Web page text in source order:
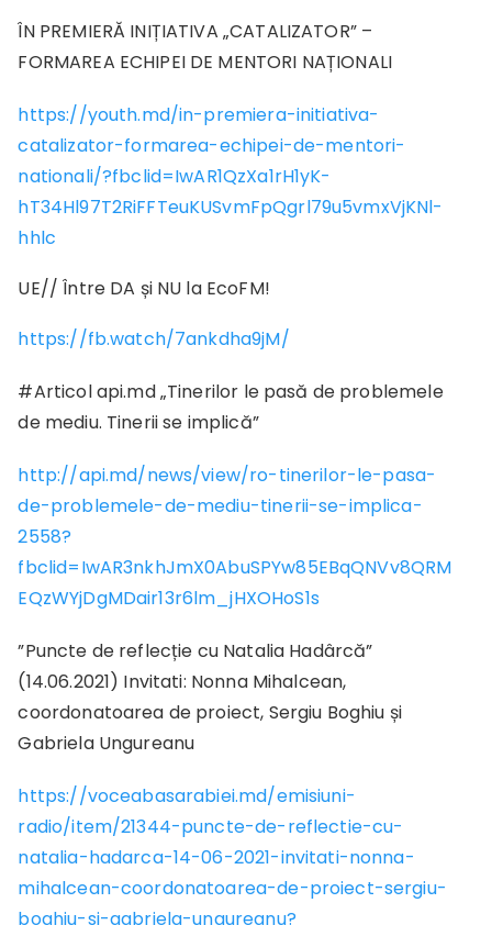
ÎN PREMIERĂ INIȚIATIVA „CATALIZATOR” –
FORMAREA ECHIPEI DE MENTORI NAȚIONALI
https://youth.md/in-premiera-initiativa-
catalizator-formarea-echipei-de-mentori-
nationali/?fbclid=IwAR1QzXa1rH1yK-
hT34Hl97T2RiFFTeuKUSvmFpQgrl79u5vmxVjKNl-
hhlc
UE// Între DA și NU la EcoFM!
https://fb.watch/7ankdha9jM/
#Articol api.md „Tinerilor le pasă de problemele
de mediu. Tinerii se implică”
http://api.md/news/view/ro-tinerilor-le-pasa-
de-problemele-de-mediu-tinerii-se-implica-
2558?
fbclid=IwAR3nkhJmX0AbuSPYw85EBqQNVv8QRM
EQzWYjDgMDair13r6lm_jHXOHoS1s
”Puncte de reflecție cu Natalia Hadârcă”
(14.06.2021) Invitati: Nonna Mihalcean,
coordonatoarea de proiect, Sergiu Boghiu și
Gabriela Ungureanu
https://voceabasarabiei.md/emisiuni-
radio/item/21344-puncte-de-reflectie-cu-
natalia-hadarca-14-06-2021-invitati-nonna-
mihalcean-coordonatoarea-de-proiect-sergiu-
boghiu-si-gabriela-ungureanu?